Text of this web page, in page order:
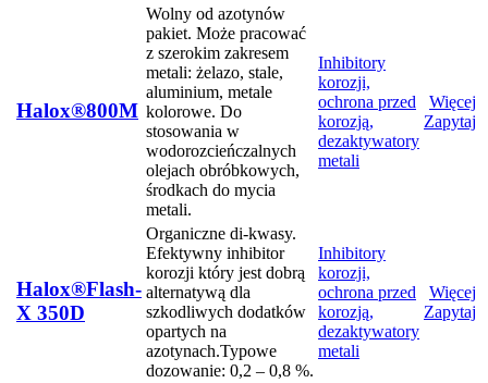
Halox®800M
Wolny od azotynów
pakiet. Może pracować
z szerokim zakresem
metali: żelazo, stale,
aluminium, metale
kolorowe. Do
stosowania w
wodorozcieńczalnych
olejach obróbkowych,
środkach do mycia
metali.
Inhibitory
korozji,
ochrona przed
korozją,
dezaktywatory
metali
Więcej
Zapytaj
Halox®Flash-
X 350D
Organiczne di-kwasy.
Efektywny inhibitor
korozji który jest dobrą
alternatywą dla
szkodliwych dodatków
opartych na
azotynach.Typowe
dozowanie: 0,2 – 0,8 %.
Inhibitory
korozji,
ochrona przed
korozją,
dezaktywatory
metali
Więcej
Zapytaj